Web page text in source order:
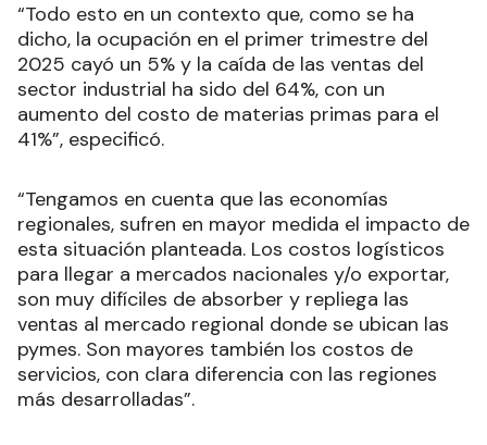
“Todo esto en un contexto que, como se ha
dicho, la ocupación en el primer trimestre del
2025 cayó un 5% y la caída de las ventas del
sector industrial ha sido del 64%, con un
aumento del costo de materias primas para el
41%”, especificó.
“Tengamos en cuenta que las economías
regionales, sufren en mayor medida el impacto de
esta situación planteada. Los costos logísticos
para llegar a mercados nacionales y/o exportar,
son muy difíciles de absorber y repliega las
ventas al mercado regional donde se ubican las
pymes. Son mayores también los costos de
servicios, con clara diferencia con las regiones
más desarrolladas”.